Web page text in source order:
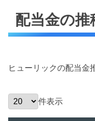
配当金の推
ヒューリックの配当金
件表示